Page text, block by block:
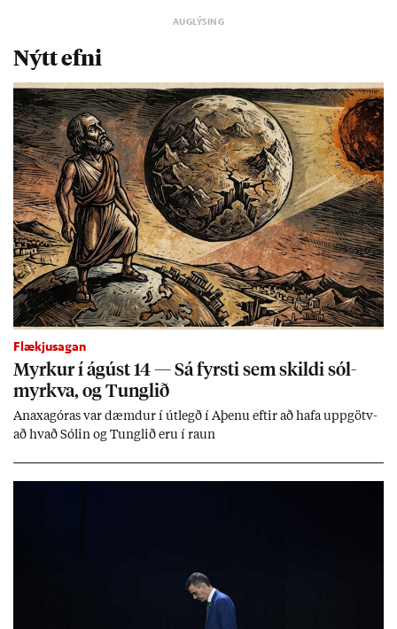
Nýtt efni
Flækjusagan
Myrk­ur í ág­úst 14 — Sá fyrsti sem skildi sól­
myrkva, og Tungl­ið
An­axagór­as var dæmd­ur í út­legð í Aþenu eft­ir að hafa upp­götv­
að hvað Sól­in og Tungl­ið eru í raun